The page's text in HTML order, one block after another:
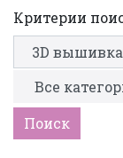
Критерии